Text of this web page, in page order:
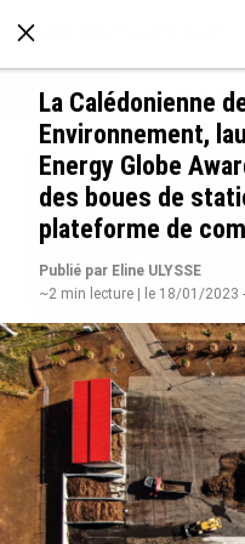
À LA UNE POLITIQUE
Grandes figures des
Paulette Nardal,
cœur du mouvement
La Calédonienne
Environnement,
Energy Globe
des boues de
plateforme de
Publié par Eline ULYSSE
~2 min lecture | le 18/01/2023